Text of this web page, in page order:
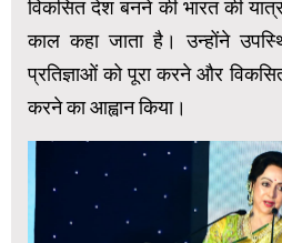
विकसित देश बनने की भारत की
काल कहा जाता है। उन्होंने
प्रतिज्ञाओं को पूरा करने और
करने का आह्वान किया।